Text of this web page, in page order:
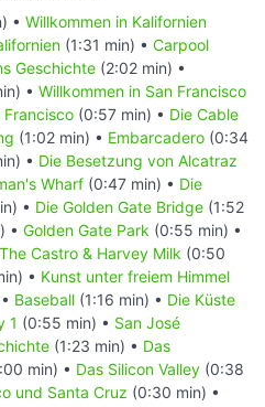
• Willkommen in Kalifornien
(1:31 min) • Carpool
Geschichte (2:02 min) •
• Willkommen in San Francisco
Francisco (0:57 min) • Die Cable
(1:02 min) • Embarcadero (0:34
• Die Besetzung von Alcatraz
Wharf (0:47 min) • Die
• Die Golden Gate Bridge (1:52
• Golden Gate Park (0:55 min) •
The Castro & Harvey Milk (0:50
• Kunst unter freiem Himmel
Baseball (1:16 min) • Die Küste
1 (0:55 min) • San José
(1:23 min) • Das
min) • Das Silicon Valley (0:38
und Santa Cruz (0:30 min) •